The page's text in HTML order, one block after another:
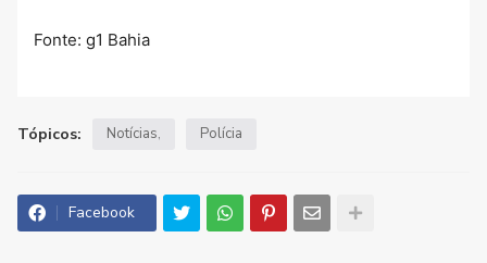
Fonte: g1 Bahia
Tópicos: Notícias Polícia
Facebook